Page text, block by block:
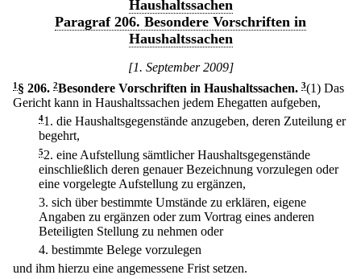
Haushaltssachen
Paragraf 206. Besondere Vorschriften in
Haushaltssachen
[1. September 2009]
1 § 206. 2Besondere Vorschriften in Haushaltssachen. 3(1) Das
Gericht kann in Haushaltssachen jedem Ehegatten aufgeben,
41. die Haushaltsgegenstände anzugeben, deren Zuteilung er
begehrt,
52. eine Aufstellung sämtlicher Haushaltsgegenstände
einschließlich deren genauer Bezeichnung vorzulegen oder
eine vorgelegte Aufstellung zu ergänzen,
3. sich über bestimmte Umstände zu erklären, eigene
Angaben zu ergänzen oder zum Vortrag eines anderen
Beteiligten Stellung zu nehmen oder
4. bestimmte Belege vorzulegen
und ihm hierzu eine angemessene Frist setzen.